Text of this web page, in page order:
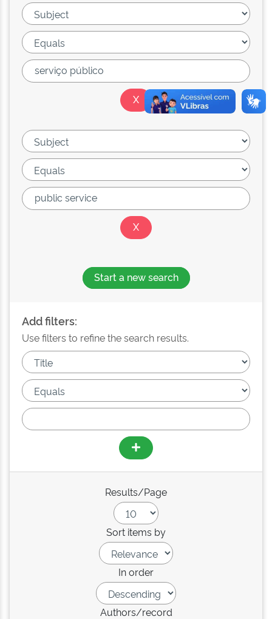
Start a new search
Add filters:
Use filters to refine the search results.
Results/Page
Sort items by
In order
Authors/record